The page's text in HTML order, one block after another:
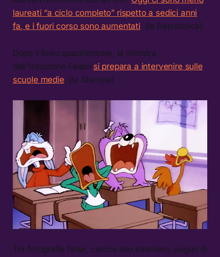
laureati “a ciclo completo” rispetto a sedici anni
fa, e i fuori corso sono aumentati. (la Repubblica)
Dopo il liceo quadriennale, la ministra
dell’Istruzione Fedeli si prepara a intervenire sulle
scuole medie. (la Stampa)
Tra fotografie false, caccia allo straniero, auguri di